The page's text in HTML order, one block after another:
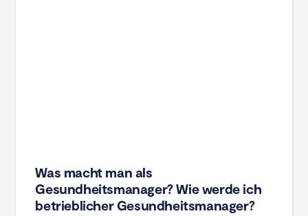
Was macht man als
Gesundheitsmanager? Wie werde ich
betrieblicher Gesundheitsmanager?